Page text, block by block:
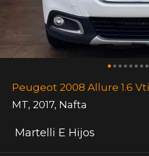
Peugeot 2008 Allure 1.6 Vti
MT, 2017, Nafta
Martelli E Hijos